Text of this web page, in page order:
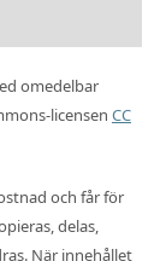
omedelbar
licensen CC
och får för
delas,
När innehållet